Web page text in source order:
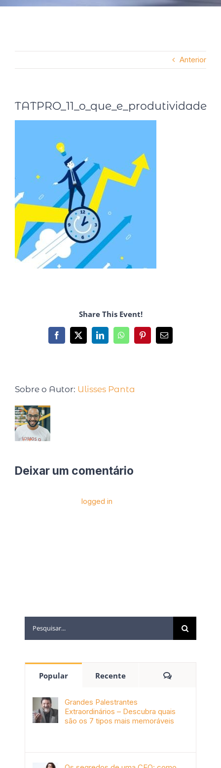
Anterior
TATPRO_11_o_que_e_produtividade
Share This Event!
Sobre o Autor: Ulisses Panta
Deixar um comentário
logged in
Popular Recente
Grandes Palestrantes
Extraordinários – Descubra quais
são os 7 tipos mais memoráveis